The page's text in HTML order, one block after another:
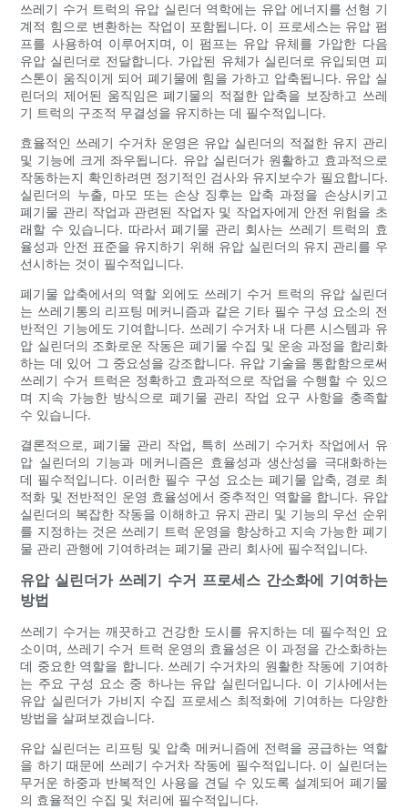
쓰레기 수거 트럭의 유압 실린더 역학에는 유압 에너지를 선형 기
계적 힘으로 변환하는 작업이 포함됩니다. 이 프로세스는 유압 펌
프를 사용하여 이루어지며, 이 펌프는 유압 유체를 가압한 다음
유압 실린더로 전달합니다. 가압된 유체가 실린더로 유입되면 피
스톤이 움직이게 되어 폐기물에 힘을 가하고 압축됩니다. 유압 실
린더의 제어된 움직임은 폐기물의 적절한 압축을 보장하고 쓰레
기 트럭의 구조적 무결성을 유지하는 데 필수적입니다.
효율적인 쓰레기 수거차 운영은 유압 실린더의 적절한 유지 관리
및 기능에 크게 좌우됩니다. 유압 실린더가 원활하고 효과적으로
작동하는지 확인하려면 정기적인 검사와 유지보수가 필요합니다.
실린더의 누출, 마모 또는 손상 징후는 압축 과정을 손상시키고
폐기물 관리 작업과 관련된 작업자 및 작업자에게 안전 위험을 초
래할 수 있습니다. 따라서 폐기물 관리 회사는 쓰레기 트럭의 효
율성과 안전 표준을 유지하기 위해 유압 실린더의 유지 관리를 우
선시하는 것이 필수적입니다.
폐기물 압축에서의 역할 외에도 쓰레기 수거 트럭의 유압 실린더
는 쓰레기통의 리프팅 메커니즘과 같은 기타 필수 구성 요소의 전
반적인 기능에도 기여합니다. 쓰레기 수거차 내 다른 시스템과 유
압 실린더의 조화로운 작동은 폐기물 수집 및 운송 과정을 합리화
하는 데 있어 그 중요성을 강조합니다. 유압 기술을 통합함으로써
쓰레기 수거 트럭은 정확하고 효과적으로 작업을 수행할 수 있으
며 지속 가능한 방식으로 폐기물 관리 작업 요구 사항을 충족할
수 있습니다.
결론적으로, 폐기물 관리 작업, 특히 쓰레기 수거차 작업에서 유
압 실린더의 기능과 메커니즘은 효율성과 생산성을 극대화하는
데 필수적입니다. 이러한 필수 구성 요소는 폐기물 압축, 경로 최
적화 및 전반적인 운영 효율성에서 중추적인 역할을 합니다. 유압
실린더의 복잡한 작동을 이해하고 유지 관리 및 기능의 우선 순위
를 지정하는 것은 쓰레기 트럭 운영을 향상하고 지속 가능한 폐기
물 관리 관행에 기여하려는 폐기물 관리 회사에 필수적입니다.
유압 실린더가 쓰레기 수거 프로세스 간소화에 기여하는
방법
쓰레기 수거는 깨끗하고 건강한 도시를 유지하는 데 필수적인 요
소이며, 쓰레기 수거 트럭 운영의 효율성은 이 과정을 간소화하는
데 중요한 역할을 합니다. 쓰레기 수거차의 원활한 작동에 기여하
는 주요 구성 요소 중 하나는 유압 실린더입니다. 이 기사에서는
유압 실린더가 가비지 수집 프로세스 최적화에 기여하는 다양한
방법을 살펴보겠습니다.
유압 실린더는 리프팅 및 압축 메커니즘에 전력을 공급하는 역할
을 하기 때문에 쓰레기 수거차 작동에 필수적입니다. 이 실린더는
무거운 하중과 반복적인 사용을 견딜 수 있도록 설계되어 폐기물
의 효율적인 수집 및 처리에 필수적입니다.